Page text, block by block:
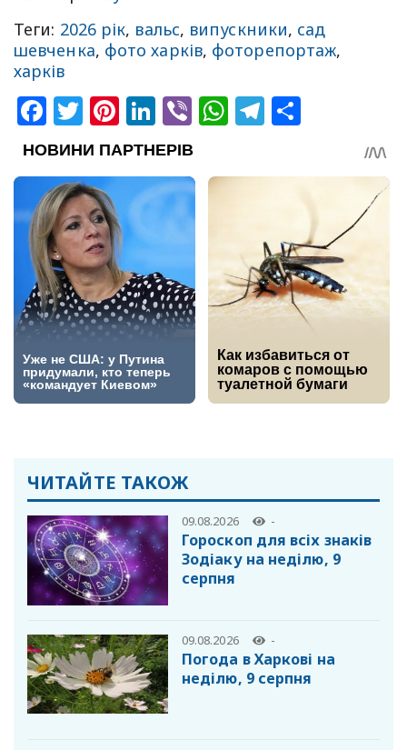
Теги: 2026 рік, вальс, випускники, сад
шевченка, фото харків, фоторепортаж,
харків
Facebook
Twitter
Pinterest
LinkedIn
ViberWhatsApp
Telegram
ЧИТАЙТЕ ТАКОЖ
09.08.2026 -
Гороскоп для всіх знаків
Зодіаку на неділю, 9
серпня
09.08.2026 -
Погода в Харкові на
неділю, 9 серпня